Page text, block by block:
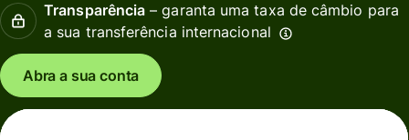
Transparência – garanta uma taxa de câmbio para
a sua transferência internacional
Abra a sua conta